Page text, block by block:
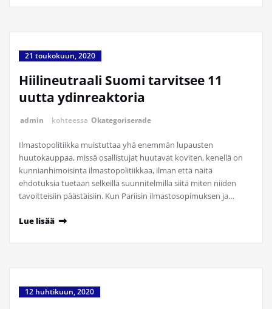
21 toukokuun, 2020
Hiilineutraali Suomi tarvitsee 11
uutta ydinreaktoria
admin kohteessa Okategoriserade
Ilmastopolitiikka muistuttaa yhä enemmän lupausten
huutokauppaa, missä osallistujat huutavat koviten, kenellä on
kunnianhimoisinta ilmastopolitiikkaa, ilman että näitä
ehdotuksia tuetaan selkeillä suunnitelmilla siitä miten niiden
tavoitteisiin päästäisiin. Kun Pariisin ilmastosopimuksen ja…
Lue lisää
12 huhtikuun, 2020